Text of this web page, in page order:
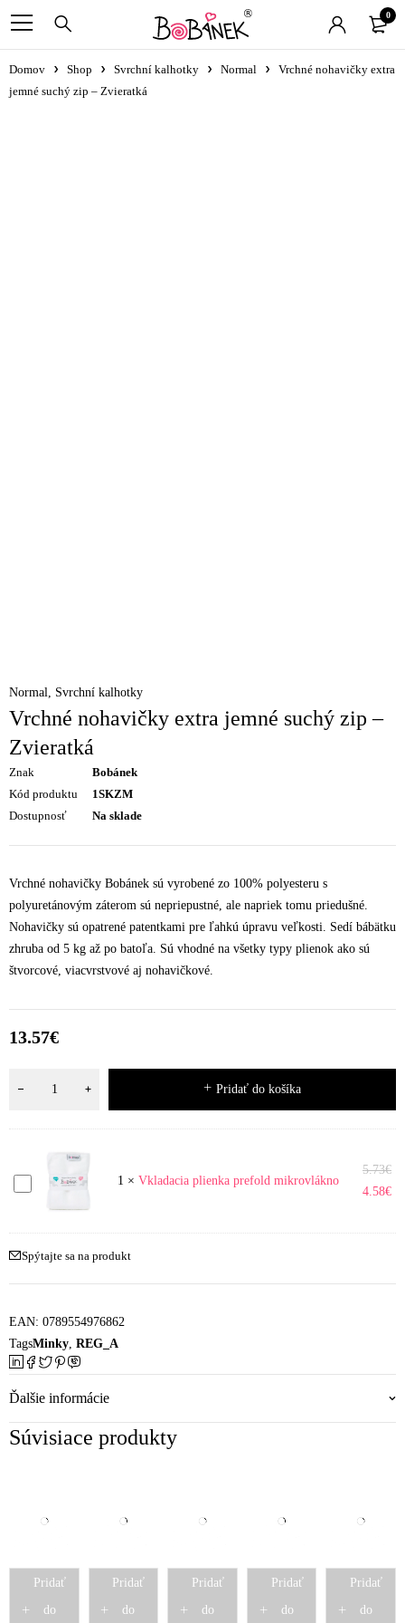
0
Domov Shop Svrchní kalhotky Normal
Vrchné nohavičky extra
jemné suchý zip – Zvieratká
Normal Svrchní kalhotky
Vrchné nohavičky extra jemné suchý zip –
Zvieratká
Znak
Bobánek
Kód produktu
1SKZM
Dostupnosť
Na sklade
Vrchné nohavičky Bobánek sú vyrobené zo 100% polyesteru s
polyuretánovým záterom sú nepriepustné, ale napriek tomu priedušné.
Nohavičky sú opatrené patentkami pre ľahkú úpravu veľkosti. Sedí bábätku
zhruba od 5 kg až po batoľa. Sú vhodné na všetky typy plienok ako sú
štvorcové, viacvrstvové aj nohavičkové.
13.57€
Pridať do košíka
plienka
prefold
mikrovlákno
1 × Vkladacia plienka prefold mikrovlákno
5.73€
4.58€
Spýtajte sa na produkt
EAN: 0789554976862
TagsMinky REG_A
Ďalšie informácie
Súvisiace produkty
Pridať
do
Pridať
do
Pridať
do
Pridať
do
Pridať
do